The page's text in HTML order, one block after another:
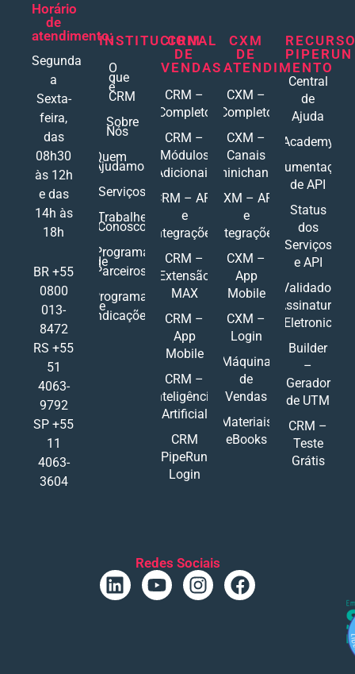
Horário
de
atendimento:
Segunda
a
Sexta-
feira,
das
08h30
às 12h
e das
14h às
18h
BR +55
0800
013-
8472
RS +55
51
4063-
9792
SP +55
11
4063-
3604
INSTITUCIONAL
O
que
é
CRM
Sobre
Nós
Quem
Ajudamos
Serviços
Trabalhe
Conosco
Programa
de
Parceiros
Programa
de
Indicações
CRM
DE
VENDAS
CRM –
Completo
CRM –
Módulos
Adicionais
CRM – API
e
Integrações
CRM –
Extensão
MAX
CRM –
App
Mobile
CRM –
Inteligência
Artificial
CRM
PipeRun
Login
CXM
DE
ATENDIMENTO
CXM –
Completo
CXM –
Canais
Ominichannel
CXM – API
e
Integrações
CXM –
App
Mobile
CXM –
Login
Máquina
de
Vendas
Materiais
eBooks
PIPERUN
Central
de
Ajuda
Academy
Documentações
de API
Status
dos
Serviços
e API
Validador
Assinatura
Eletronic
Builder
–
Gerador
de UTM
CRM –
Teste
Grátis
Redes Sociais